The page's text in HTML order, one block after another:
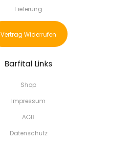
Lieferung
Vertrag Widerrufen
Barfital Links
Shop
Impressum
AGB
Datenschutz